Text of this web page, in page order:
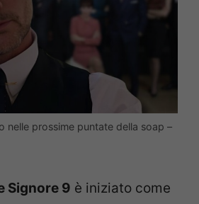
nelle prossime puntate della soap –
Signore 9 è iniziato come